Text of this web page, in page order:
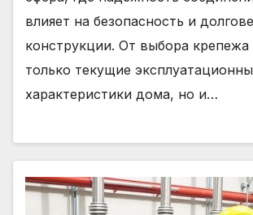
влияет на безопасность и
конструкции. От выбора крепежа
только текущие
характеристики дома, но и…